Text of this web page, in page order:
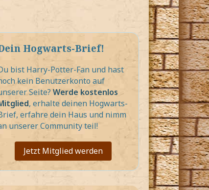
Hogwarts-Brief!
bist Harry-Potter-Fan und hast
kein Benutzerkonto auf
Seite? Werde kostenlos
, erhalte deinen Hogwarts-
erfahre dein Haus und nimm
unserer Community teil!
Jetzt Mitglied werden